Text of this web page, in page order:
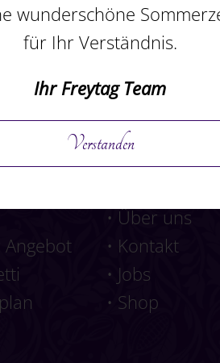
Angebot
•Über uns
• Kontakt
• Jobs
• Shop
wunderschöne
für Ihr Verständnis.
Ihr Freytag Team
Verstanden